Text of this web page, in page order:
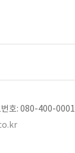
번호: 080-400-0001